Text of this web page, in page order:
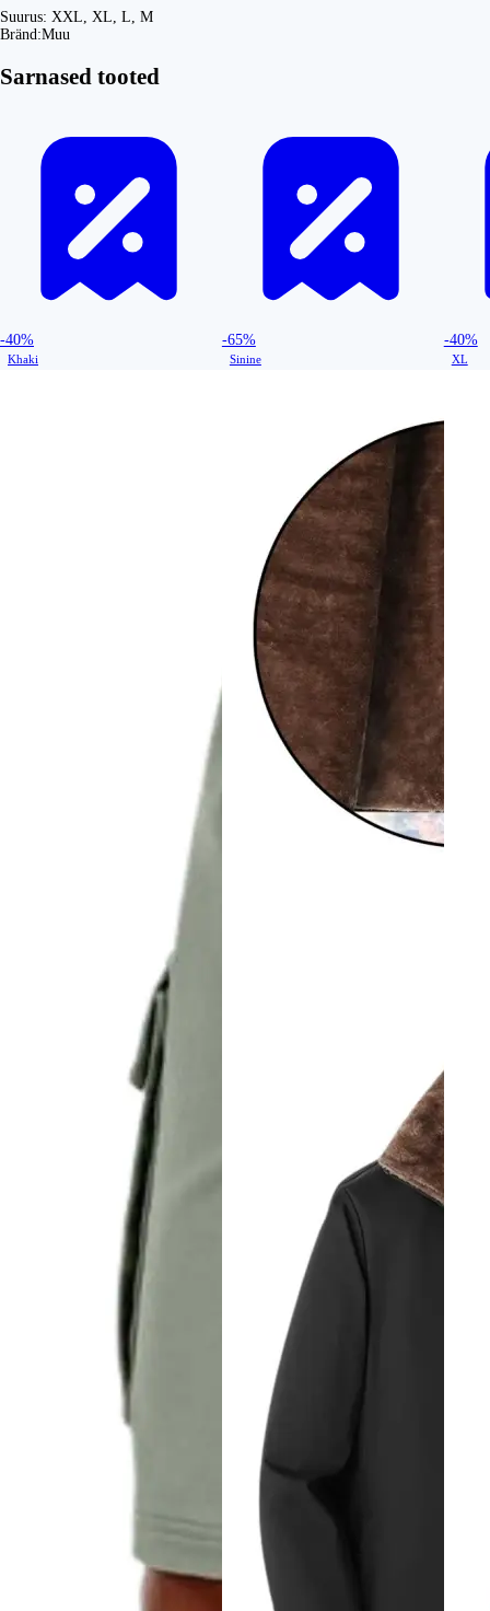
Suurus: XXL, XL, L, M
Bränd:Muu
Sarnased tooted
-40%
Khaki
-65%
Sinine
-40%
XL